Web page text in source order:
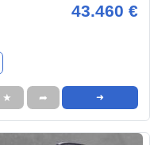
43.460 €
★ ➦ ➜